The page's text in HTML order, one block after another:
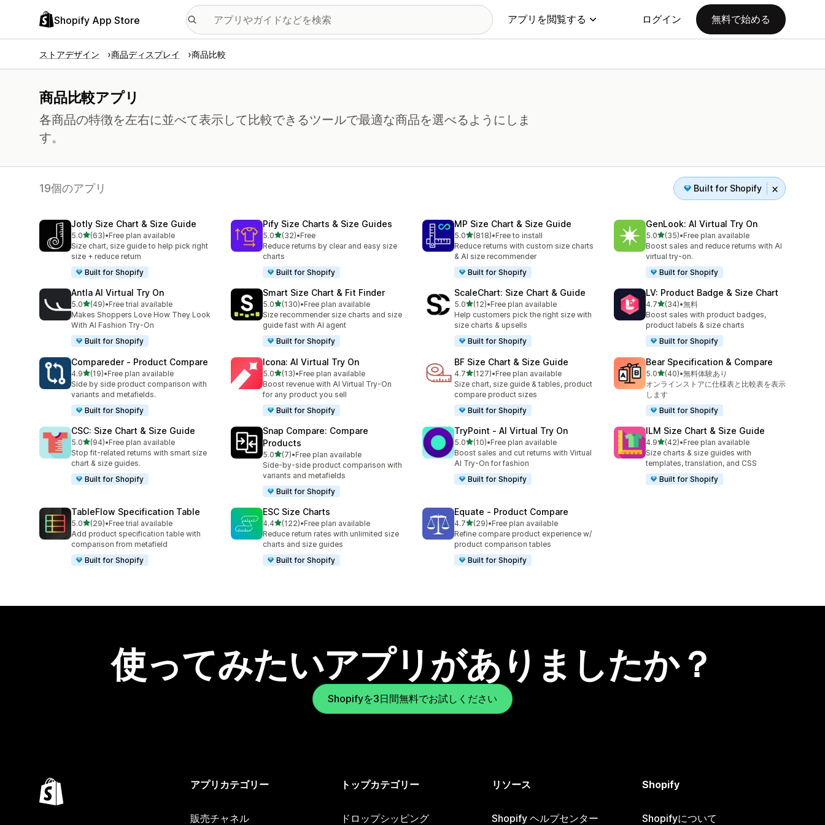
Shopify App Store アプリを閲覧する ログイン 無料で始める
ストアデザイン 商品ディスプレイ 商品比較
商品比較アプリ
各商品の特徴を左右に並べて表示して比較できるツールで最適な商品を選べるようにしま
す。
19個のアプリ Built for Shopify
Jotly Size Chart & Size Guide
5.05つ星中
(63)
合計レビュー数：63件
•Free plan available
Size chart, size guide to help pick right
size + reduce return
Built for Shopify
Pify Size Charts & Size Guides
5.05つ星中
(32)
合計レビュー数：32件
•Free
Reduce returns by clear and easy size
charts
Built for Shopify
MP Size Chart & Size Guide
5.05つ星中
(818)
合計レビュー数：818件
•Free to install
Reduce returns with custom size charts
& AI size recommender
Built for Shopify
GenLook: AI Virtual Try On
5.05つ星中
(35)
合計レビュー数：35件
•Free plan available
Boost sales and reduce returns with AI
virtual try-on.
Built for Shopify
Antla AI Virtual Try On
5.05つ星中
(49)
合計レビュー数：49件
•Free trial available
Makes Shoppers Love How They Look
With AI Fashion Try-On
Built for Shopify
Smart Size Chart & Fit Finder
5.05つ星中
(130)
合計レビュー数：130件
•Free plan available
Size recommender size charts and size
guide fast with AI agent
Built for Shopify
ScaleChart: Size Chart & Guide
5.05つ星中
(12)
合計レビュー数：12件
•Free plan available
Help customers pick the right size with
size charts & upsells
Built for Shopify
LV: Product Badge & Size Chart
4.75つ星中
(34)
合計レビュー数：34件
•無料
Boost sales with product badges,
product labels & size charts
Built for Shopify
Compareder ‑ Product Compare
4.95つ星中
(19)
合計レビュー数：19件
•Free plan available
Side by side product comparison with
variants and metafields.
Built for Shopify
Icona: AI Virtual Try On
5.05つ星中
(13)
合計レビュー数：13件
•Free plan available
Boost revenue with AI Virtual Try-On
for any product you sell
Built for Shopify
BF Size Chart & Size Guide
4.75つ星中
(127)
合計レビュー数：127件
•Free plan available
Size chart, size guide & tables, product
compare product sizes
Built for Shopify
Bear Specification & Compare
5.05つ星中
(40)
合計レビュー数：40件
•無料体験あり
オンラインストアに仕様表と比較表を表示
します
Built for Shopify
CSC: Size Chart & Size Guide
5.05つ星中
(94)
合計レビュー数：94件
•Free plan available
Stop fit-related returns with smart size
chart & size guides.
Built for Shopify
Snap Compare: Compare
Products
5.05つ星中
(7)
合計レビュー数：7件
•Free plan available
Side-by-side product comparison with
variants and metafields
Built for Shopify
TryPoint ‑ AI Virtual Try On
5.05つ星中
(10)
合計レビュー数：10件
•Free plan available
Boost sales and cut returns with Virtual
AI Try-On for fashion
Built for Shopify
ILM Size Chart & Size Guide
4.95つ星中
(42)
合計レビュー数：42件
•Free plan available
Size charts & size guides with
templates, translation, and CSS
Built for Shopify
TableFlow Specification Table
5.05つ星中
(29)
合計レビュー数：29件
•Free trial available
Add product specification table with
comparison from metafield
Built for Shopify
ESC Size Charts
4.45つ星中
(122)
合計レビュー数：122件
•Free plan available
Reduce return rates with unlimited size
charts and size guides
Built for Shopify
Equate ‑ Product Compare
4.75つ星中
(29)
合計レビュー数：29件
•Free plan available
Refine compare product experience w/
product comparison tables
Built for Shopify
使ってみたいアプリがありましたか？
Shopifyを3日間無料でお試しください
アプリカテゴリー
販売チャネル
トップカテゴリー
ドロップシッピング
リソース
Shopify ヘルプセンター
Shopify
Shopifyについて